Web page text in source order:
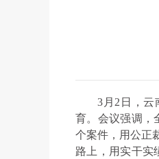
3月2日，云
育。会议强调，
个案件，用公正
路上，用实干实